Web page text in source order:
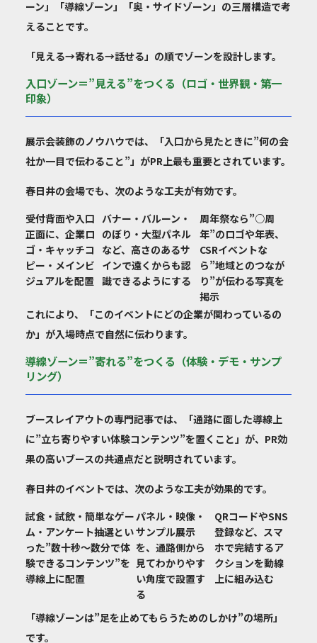
ーン」「導線ゾーン」「奥・サイドゾーン」の三層構造で考
えることです。
「見える→寄れる→話せる」の順でゾーンを設計します。
入口ゾーン＝”見える”をつくる（ロゴ・世界観・第一
印象）
展示会装飾のノウハウでは、「入口から見たときに”何の会
社か一目で伝わること”」がPR上最も重要とされています。
春日井の会場でも、次のような工夫が有効です。
受付背面や入口
正面に、企業ロ
ゴ・キャッチコ
ピー・メインビ
ジュアルを配置
バナー・バルーン・
のぼり・大型パネル
など、高さのあるサ
インで遠くからも認
識できるようにする
周年祭なら”○周
年”のロゴや年表、
CSRイベントな
ら”地域とのつなが
り”が伝わる写真を
掲示
これにより、「このイベントにどの企業が関わっているの
か」が入場時点で自然に伝わります。
導線ゾーン＝”寄れる”をつくる（体験・デモ・サンプ
リング）
ブースレイアウトの専門記事では、「通路に面した導線上
に”立ち寄りやすい体験コンテンツ”を置くこと」が、PR効
果の高いブースの共通点だと説明されています。
春日井のイベントでは、次のような工夫が効果的です。
試食・試飲・簡単なゲー
ム・アンケート抽選とい
った”数十秒〜数分で体
験できるコンテンツ”を
導線上に配置
パネル・映像・
サンプル展示
を、通路側から
見てわかりやす
い角度で設置す
る
QRコードやSNS
登録など、スマ
ホで完結するア
クションを動線
上に組み込む
「導線ゾーンは”足を止めてもらうためのしかけ”の場所」
です。